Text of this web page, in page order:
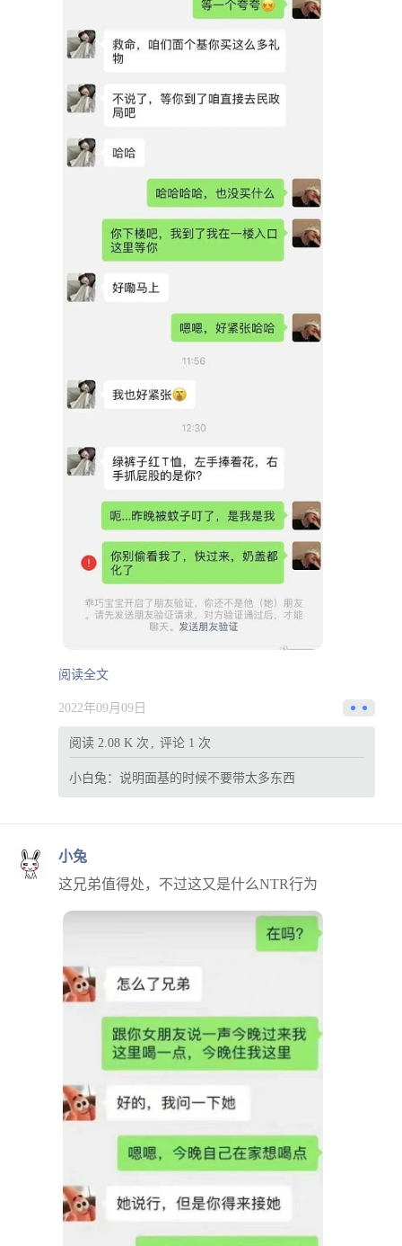
阅读全文
2022年09月09日
阅读 2.08 K 次 评论 1 次
小白兔： 说明面基的时候不要带太多东西
小兔
这兄弟值得处，不过这又是什么NTR行为